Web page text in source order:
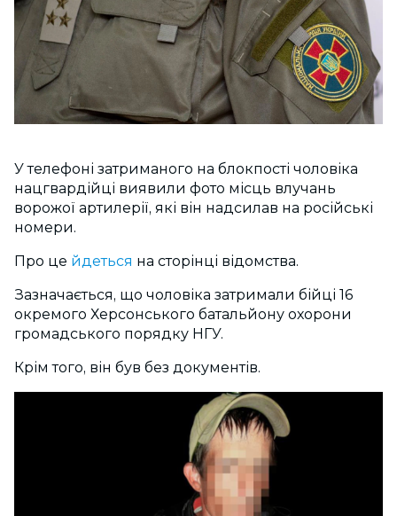
У телефоні затриманого на блокпості чоловіка
нацгвардійці виявили фото місць влучань
ворожої артилерії, які він надсилав на російські
номери.
Про це йдеться на сторінці відомства.
Зазначається, що чоловіка затримали бійці 16
окремого Херсонського батальйону охорони
громадського порядку НГУ.
Крім того, він був без документів.